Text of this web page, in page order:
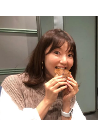
トピックス
TBS Podcast
お知らせ
イベント・グッズ
YouTube
会社情報